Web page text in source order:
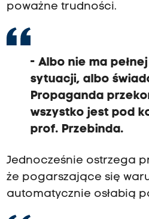
poważne trudności.
- Albo nie ma
sytuacji, albo
Propaganda
wszystko jest pod
prof. Przebinda.
Jednocześnie ostrzega
że pogarszające się
automatycznie osłabią